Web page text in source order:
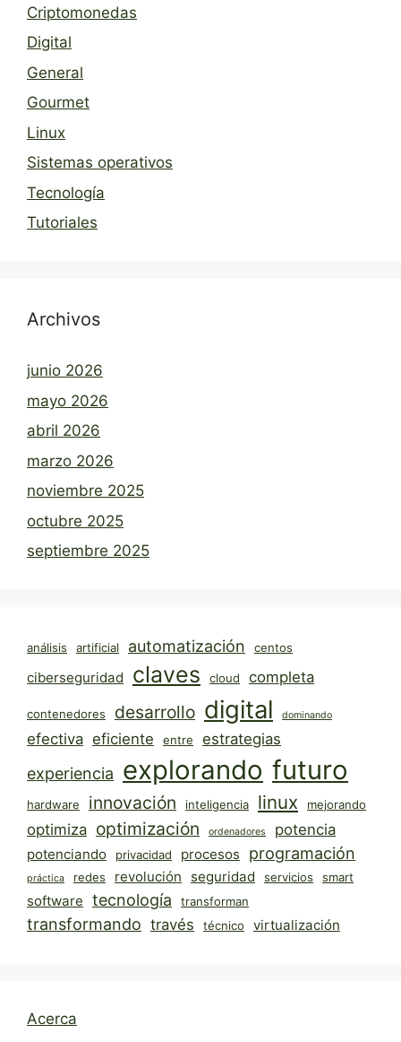
Criptomonedas
Digital
General
Gourmet
Linux
Sistemas operativos
Tecnología
Tutoriales
Archivos
junio 2026
mayo 2026
abril 2026
marzo 2026
noviembre 2025
octubre 2025
septiembre 2025
análisis artificial automatización centos
ciberseguridad claves cloud completa
contenedores desarrollo digital dominando
efectiva eficiente entre estrategias
experiencia explorando futuro
hardware innovación inteligencia linux mejorando
optimiza optimización ordenadores potencia
potenciando privacidad procesos programación
práctica redes revolución seguridad servicios smart
software tecnología transforman
transformando través técnico virtualización
Acerca